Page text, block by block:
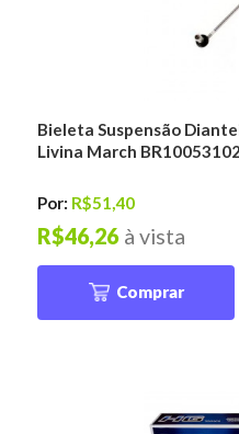
Bieleta Suspensão
Livina March
Por: R$51,40
à vista
R$46,26
Comprar